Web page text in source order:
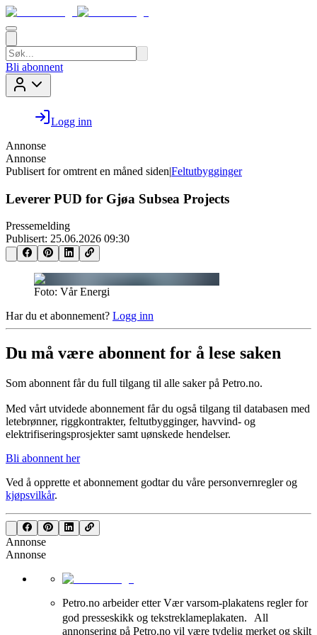
Bli abonnent
Logg inn
Annonse
Annonse
Publisert for omtrent en måned siden|Feltutbygginger
Leverer PUD for Gjøa Subsea Projects
Pressemelding
Publisert: 25.06.2026 09:30
Foto: Vår Energi
Har du et abonnement? Logg inn
Du må være abonnent for å lese saken
Som abonnent får du full tilgang til alle saker på Petro.no.
Med vårt utvidede abonnement får du også tilgang til databasen med
letebrønner, riggkontrakter, feltutbygginger, havvind- og
elektrifiseringsprosjekter samt uønskede hendelser.
Bli abonnent her
Ved å opprette et abonnement godtar du våre personvernreglerog
kjøpsvilkår.
Annonse
Annonse
Petro.no arbeider etter Vær varsom-plakatens regler for
god presseskikk og tekstreklameplakaten. All
annonsering på Petro.no vil være tydelig merket og skilt